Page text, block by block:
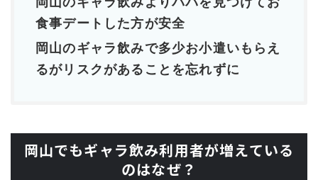
食事デートした方が安全
岡山のギャラ飲みで多少お小遣いもらえ
るがリスクがあることを忘れずに
岡山でもギャラ飲み利用者が増えている
のはなぜ？